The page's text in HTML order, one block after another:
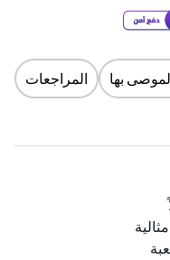
بها المراجعات